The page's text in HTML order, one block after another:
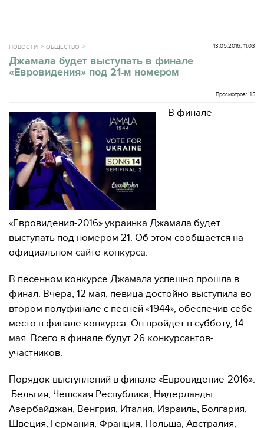
НОВОСТИ ОБЩЕСТВО 13.05.2016, 11:03
Джамала будет выступать в финале
«Евровидения» под 21-м номером
Просмотров: 15
В финале
«Евровидения-2016» украинка Джамала будет
выступать под номером 21. Об этом сообщается на
официальном сайте конкурса.
В песенном конкурсе Джамала успешно прошла в
финал. Вчера, 12 мая, певица достойно выступила во
втором полуфинале с песней «1944», обеспечив себе
место в финале конкурса. Он пройдет в субботу, 14
мая. Всего в финале будут 26 конкурсантов-
участников.
Порядок выступлений в финале «Евровидение-2016»:
Бельгия, Чешская Республика, Нидерланды,
Азербайджан, Венгрия, Италия, Израиль, Болгария,
Швеция, Германия, Франция, Польша, Австралия,